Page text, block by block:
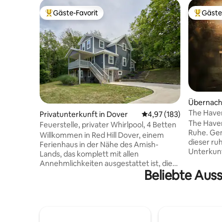
Beliebter Gäste-Favorit.
Gäste-Favorit
Privatunterkunft in Dover Durchschnittliche
4,97 (183)
Feuerstelle, privater Whirlpool, 4 Betten
Willkommen in Red Hill Dover, einem
Ferienhaus in der Nähe des Amish-
Lands, das komplett mit allen
Annehmlichkeiten ausgestattet ist, die
erforderlich sind. Es bietet Platz für 8
in
The
The
Ruhe.
dieser
sanften
Amish-
Beliebte